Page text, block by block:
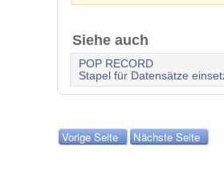
Siehe auch
POP RECORD
Stapel für Datensätze
Vorige Seite Nächste Seite